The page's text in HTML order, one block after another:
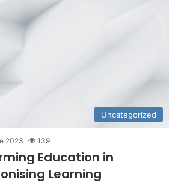
Uncategorized
2023 139
Education in
Learning